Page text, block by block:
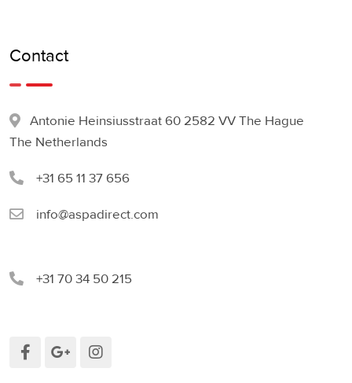
Contact
Antonie Heinsiusstraat 60 2582 VV The Hague
The Netherlands
+31 65 11 37 656
info@aspadirect.com
+31 70 34 50 215